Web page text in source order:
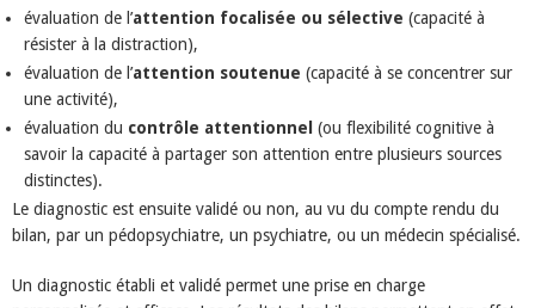
évaluation de l’attention focalisée ou sélective (capacité à
résister à la distraction),
évaluation de l’attention soutenue (capacité à se concentrer sur
une activité),
évaluation du contrôle attentionnel (ou flexibilité cognitive à
savoir la capacité à partager son attention entre plusieurs sources
distinctes).
Le diagnostic est ensuite validé ou non, au vu du compte rendu du
bilan, par un pédopsychiatre, un psychiatre, ou un médecin spécialisé.
Un diagnostic établi et validé permet une prise en charge